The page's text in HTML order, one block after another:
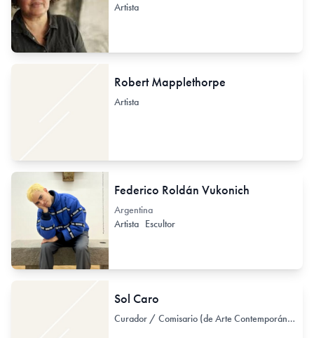
Artista
Robert Mapplethorpe
Artista
Federico Roldán Vukonich
Argentina
Artista Escultor
Sol Caro
Curador / Comisario (de Arte Contemporáneo)